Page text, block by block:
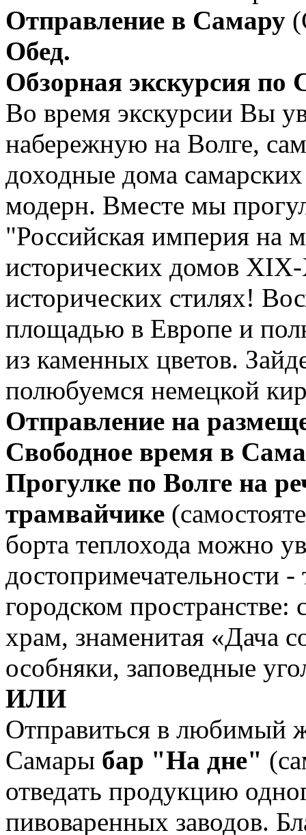
Отправление в Самару
Обед.
Обзорная экскурсия
Во время экскурсии Вы
набережную на Волге,
доходные дома
модерн. Вместе мы
"Российская империя на
исторических домов
исторических стилях!
площадью в Европе и
из каменных цветов.
полюбуемся немецкой
Отправление на
Свободное время в
Прогулке по Волге на
трамвайчике
борта теплохода можно
достопримечательности
городском
храм, знаменитая «Дача
особняки, заповедные
ИЛИ
Отправиться в любимый
Самары бар "На дне"
отведать продукцию
пивоваренных заводов.